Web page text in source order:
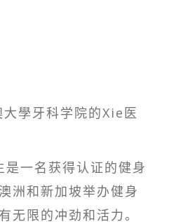
學牙科学院的Xie医
一名获得认证的健身
洲和新加坡举办健身
无限的冲劲和活力。